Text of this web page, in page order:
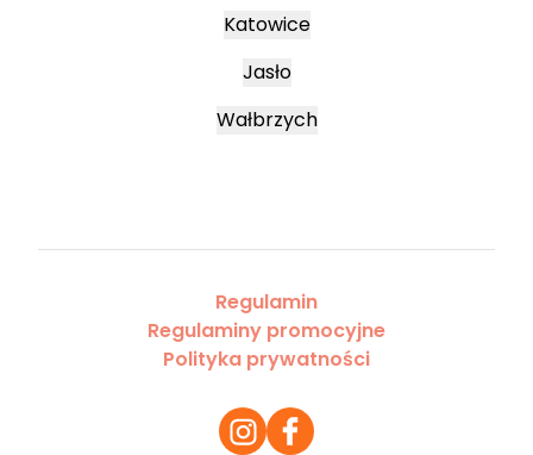
Katowice
Jasło
Wałbrzych
Regulamin
Regulaminy promocyjne
Polityka prywatności